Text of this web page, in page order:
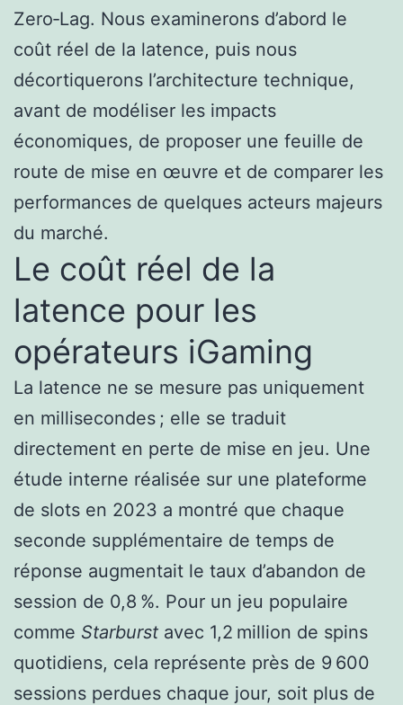
Zero‑Lag. Nous examinerons d’abord le
coût réel de la latence, puis nous
décortiquerons l’architecture technique,
avant de modéliser les impacts
économiques, de proposer une feuille de
route de mise en œuvre et de comparer les
performances de quelques acteurs majeurs
du marché.
Le coût réel de la
latence pour les
opérateurs iGaming
La latence ne se mesure pas uniquement
en millisecondes ; elle se traduit
directement en perte de mise en jeu. Une
étude interne réalisée sur une plateforme
de slots en 2023 a montré que chaque
seconde supplémentaire de temps de
réponse augmentait le taux d’abandon de
session de 0,8 %. Pour un jeu populaire
comme Starburst avec 1,2 million de spins
quotidiens, cela représente près de 9 600
sessions perdues chaque jour, soit plus de